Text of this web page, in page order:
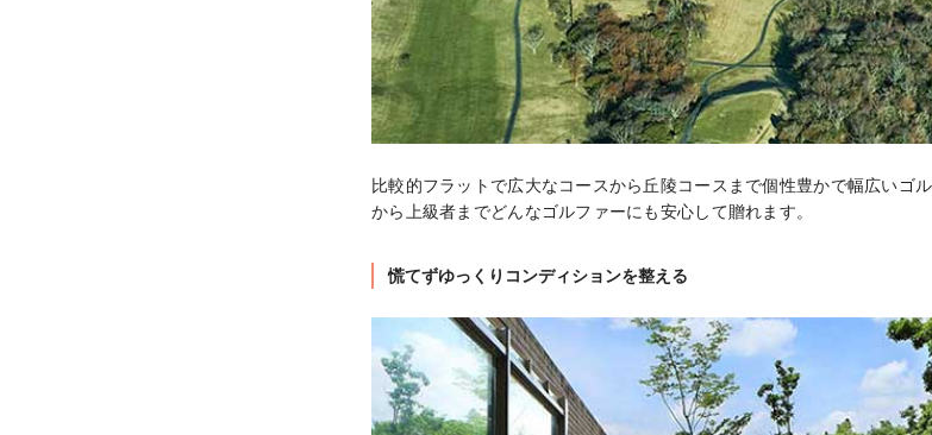
比較的フラットで広大なコースから丘陵コースまで個性豊かで幅広いゴ
から上級者までどんなゴルファーにも安心して贈れます。
慌てずゆっくりコンディションを整える